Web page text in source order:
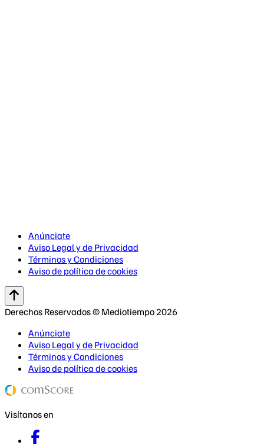
Anúnciate
Aviso Legal y de Privacidad
Términos y Condiciones
Aviso de política de cookies
Derechos Reservados © Mediotiempo 2026
Anúnciate
Aviso Legal y de Privacidad
Términos y Condiciones
Aviso de política de cookies
Visítanos en